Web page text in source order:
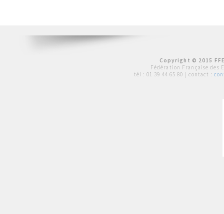
Copyright © 2015
Fédération Française des
tél : 01 39 44 65 80 | contact :